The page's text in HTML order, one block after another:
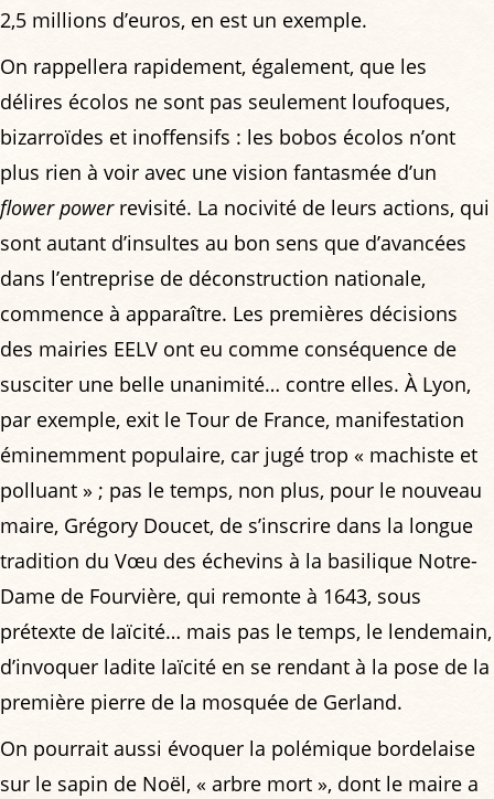
2,5 millions d’euros, en est un exemple.
On rappellera rapidement, également, que les
délires écolos ne sont pas seulement loufoques,
bizarroïdes et inoffensifs : les bobos écolos n’ont
plus rien à voir avec une vision fantasmée d’un
flower powerrevisité. La nocivité de leurs actions, qui
sont autant d’insultes au bon sens que d’avancées
dans l’entreprise de déconstruction nationale,
commence à apparaître. Les premières décisions
des mairies EELV ont eu comme conséquence de
susciter une belle unanimité… contre elles. À Lyon,
par exemple, exit le Tour de France, manifestation
éminemment populaire, car jugé trop « machiste et
polluant » ; pas le temps, non plus, pour le nouveau
maire, Grégory Doucet, de s’inscrire dans la longue
tradition du Vœu des échevins à la basilique Notre-
Dame de Fourvière, qui remonte à 1643, sous
prétexte de laïcité… mais pas le temps, le lendemain,
d’invoquer ladite laïcité en se rendant à la pose de la
première pierre de la mosquée de Gerland.
On pourrait aussi évoquer la polémique bordelaise
sur le sapin de Noël, « arbre mort », dont le maire a